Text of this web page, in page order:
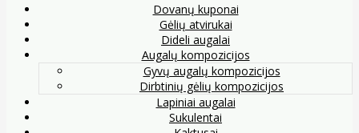
Dovanų kuponai
Gėlių atvirukai
Dideli augalai
Augalų kompozicijos
Gyvų augalų kompozicijos
Dirbtinių gėlių kompozicijos
Lapiniai augalai
Sukulentai